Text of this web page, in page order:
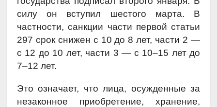
силу он вступил шестого марта. В
частности, санкции части первой статьи
297 срок снижен с 10 до 8 лет, части 2 —
с 12 до 10 лет, части 3 — с 10–15 лет до
7–12 лет.
Это означает, что лица, осужденные за
незаконное приобретение, хранение,